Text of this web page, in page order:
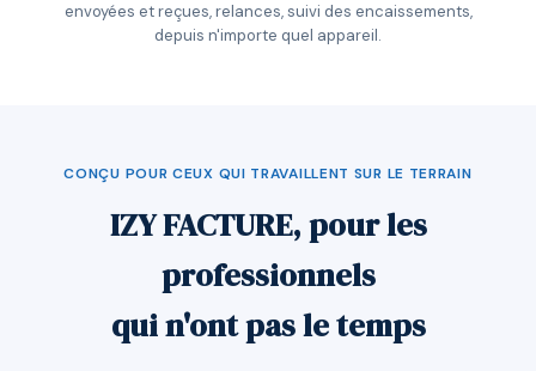
envoyées et reçues, relances, suivi des encaissements,
depuis n'importe quel appareil.
CONÇU POUR CEUX QUI TRAVAILLENT SUR LE TERRAIN
IZY FACTURE, pour les
professionnels
qui n'ont pas le temps